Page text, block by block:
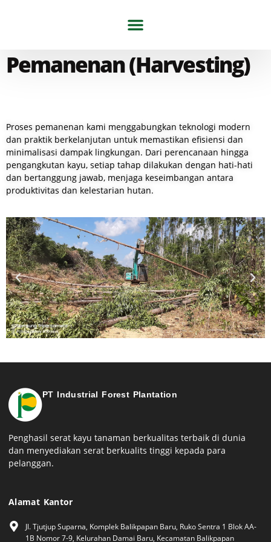
Pemanenan (Harvesting)
Proses pemanenan kami menggabungkan teknologi modern
dan praktik berkelanjutan untuk memastikan efisiensi dan
minimalisasi dampak lingkungan. Dari perencanaan hingga
pengangkutan kayu, setiap tahap dilakukan dengan hati-hati
dan bertanggung jawab, menjaga keseimbangan antara
produktivitas dan kelestarian hutan.
PT Industrial Forest Plantation
Penghasil serat kayu tanaman berkualitas terbaik di dunia
dan menyediakan serat berkualits tinggi kepada para
pelanggan.
Alamat Kantor
Jl. Tjutjup Suparna, Komplek Balikpapan Baru, Ruko Sentra 1 Blok AA-
1B Nomor 7-9, Kelurahan Damai Baru, Kecamatan Balikpapan